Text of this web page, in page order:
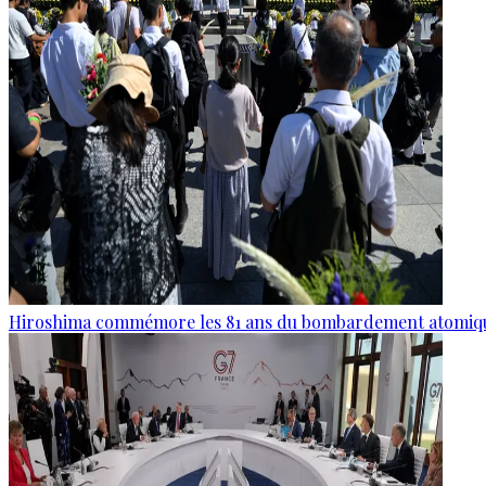
Hiroshima commémore les 81 ans du bombardement